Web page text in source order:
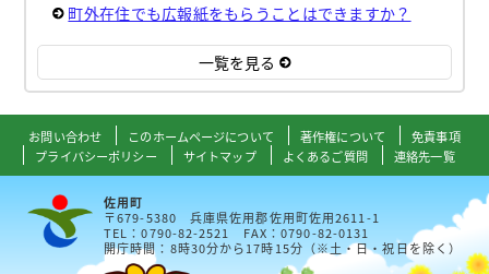
町外在住でも広報紙をもらうことはできますか？
一覧を見る
お問い合わせ このホームページについて 著作権について
免責事項
プライバシーポリシー
サイトマップ よくあるご質問 連絡先一覧
佐用町
〒679-5380 兵庫県佐用郡佐用町佐用2611-1
TEL：0790-82-2521 FAX：0790-82-0131
開庁時間：8時30分から17時15分（※土・日・祝日を除く）